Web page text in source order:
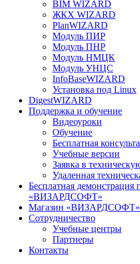
BIM WIZARD
ЖКХ WIZARD
PlanWIZARD
Модуль ПИР
Модуль ПНР
Модуль НМЦК
Модуль УНЦС
InfoBaseWIZARD
Установка под Linux
DigestWIZARD
Поддержка и обучение
Видеоуроки
Обучение
Бесплатная
Учебные версии
Заявка в
Удаленная
Бесплатная
«ВИЗАРДСОФТ»
Магазин «ВИЗАРДСОФТ»
Сотрудничество
Учебные центры
Партнеры
Контакты